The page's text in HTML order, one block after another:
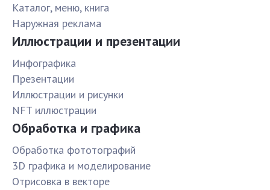
Каталог, меню, книга
Наружная реклама
Иллюстрации и презентации
Инфографика
Презентации
Иллюстрации и рисунки
NFT иллюстрации
Обработка и графика
Обработка фототографий
3D графика и моделирование
Отрисовка в векторе